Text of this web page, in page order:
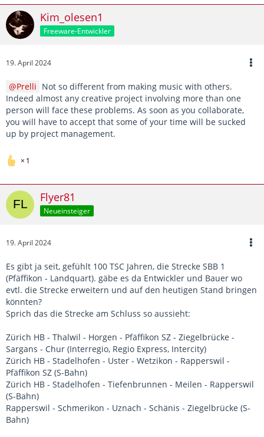
Kim_olesen1
Freeware-Entwickler
19. April 2024
Prelli Not so different from making music with others.
Indeed almost any creative project involving more than one
person will face these problems. As soon as you collaborate,
you will have to accept that some of your time will be sucked
up by project management.
1
Flyer81
Neueinsteiger
19. April 2024
Es gibt ja seit, gefühlt 100 TSC Jahren, die Strecke SBB 1
(Pfäffikon - Landquart). gäbe es da Entwickler und Bauer wo
evtl. die Strecke erweitern und auf den heutigen Stand bringen
könnten?
Sprich das die Strecke am Schluss so aussieht:
Zürich HB - Thalwil - Horgen - Pfäffikon SZ - Ziegelbrücke -
Sargans - Chur (Interregio, Regio Express, Intercity)
Zürich HB - Stadelhofen - Uster - Wetzikon - Rapperswil -
Pfäffikon SZ (S-Bahn)
Zürich HB - Stadelhofen - Tiefenbrunnen - Meilen - Rapperswil
(S-Bahn)
Rapperswil - Schmerikon - Uznach - Schänis - Ziegelbrücke (S-
Bahn)